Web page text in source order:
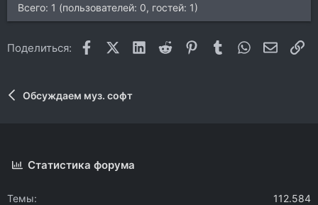
Всего: 1 (пользователей: 0, гостей: 1)
Поделиться: FacebookX (Twitter)
LinkedIn
Reddit Pinterest
Tumblr WhatsApp
Обсуждаем муз. софт
Статистика форума
Темы
112.584